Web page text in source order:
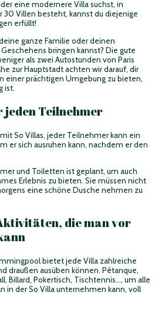
eine modernere Villa suchst, in
30 Villen besteht, kannst du diejenige
erfüllt!
ganze Familie oder deinen
bringen kannst? Die gute
als zwei Autostunden von Paris
zur Hauptstadt achten wir darauf, dir
einer prächtigen Umgebung zu bieten,
ist.
jeden Teilnehmer
So Villas, jeder Teilnehmer kann ein
er sich ausruhen kann, nachdem er den
und Toiletten ist geplant, um auch
Erlebnis zu bieten. Sie müssen nicht
eine schöne Dusche nehmen zu
die man vor
bietet jede Villa zahlreiche
draußen ausüben können. Pétanque,
Billard, Pokertisch, Tischtennis..., um alle
in der So Villa unternehmen kann, voll